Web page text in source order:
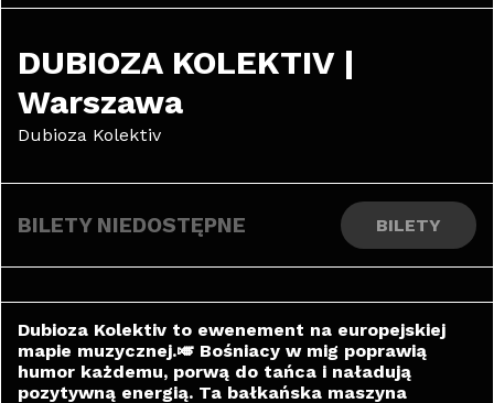
DUBIOZA KOLEKTIV |
Warszawa
Dubioza Kolektiv
BILETY NIEDOSTĘPNE BILETY
Dubioza Kolektiv to ewenement na europejskiej
mapie muzycznej.🎺 Bośniacy w mig poprawią
humor każdemu, porwą do tańca i naładują
pozytywną energią. Ta bałkańska maszyna